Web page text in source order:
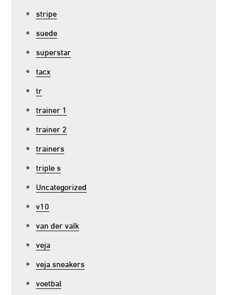
stripe
suede
superstar
tacx
tr
trainer 1
trainer 2
trainers
triple s
Uncategorized
v10
van der valk
veja
veja sneakers
voetbal